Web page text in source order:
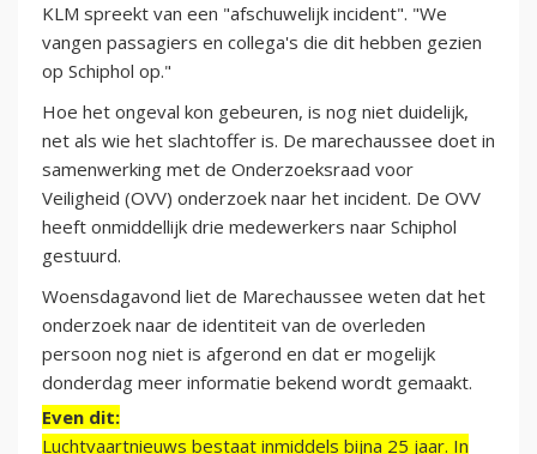
KLM spreekt van een "afschuwelijk incident". "We
vangen passagiers en collega's die dit hebben gezien
op Schiphol op."
Hoe het ongeval kon gebeuren, is nog niet duidelijk,
net als wie het slachtoffer is. De marechaussee doet in
samenwerking met de Onderzoeksraad voor
Veiligheid (OVV) onderzoek naar het incident. De OVV
heeft onmiddellijk drie medewerkers naar Schiphol
gestuurd.
Woensdagavond liet de Marechaussee weten dat het
onderzoek naar de identiteit van de overleden
persoon nog niet is afgerond en dat er mogelijk
donderdag meer informatie bekend wordt gemaakt.
Even dit:
Luchtvaartnieuws bestaat inmiddels bijna 25 jaar. In